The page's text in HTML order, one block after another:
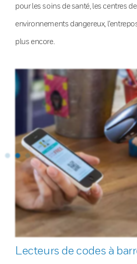
pour les soins de santé, les centres
environnements dangereux,
plus encore.
Lecteurs de codes à